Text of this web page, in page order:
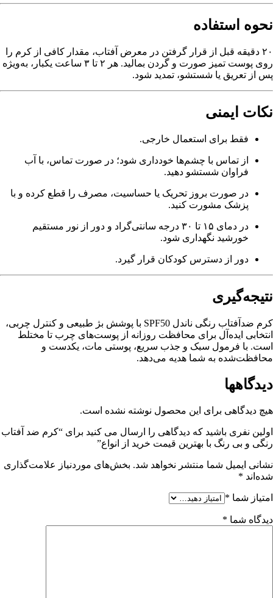
نحوه استفاده
۲۰ دقیقه قبل از قرار گرفتن در معرض آفتاب، مقدار کافی از کرم را
روی پوست تمیز صورت و گردن بمالید. هر ۲ تا ۳ ساعت یکبار، به‌ویژه
پس از تعریق یا شستشو، تمدید شود.
نکات ایمنی
فقط برای استعمال خارجی.
از تماس با چشم‌ها خودداری شود؛ در صورت تماس، با آب
فراوان شستشو دهید.
در صورت بروز تحریک یا حساسیت، مصرف را قطع کرده و با
پزشک مشورت کنید.
در دمای ۱۵ تا ۳۰ درجه سانتی‌گراد و دور از نور مستقیم
خورشید نگهداری شود.
دور از دسترس کودکان قرار گیرد.
نتیجه‌گیری
کرم ضدآفتاب رنگی ناندل SPF50 با پوشش بژ طبیعی و کنترل چربی،
انتخابی ایده‌آل برای محافظت روزانه از پوست‌های چرب تا مختلط
است. با فرمول سبک و جذب سریع، پوستی مات، یکدست و
محافظت‌شده به شما هدیه می‌دهد.
دیدگاهها
هیچ دیدگاهی برای این محصول نوشته نشده است.
اولین نفری باشید که دیدگاهی را ارسال می کنید برای “کرم ضد آفتاب
رنگی و بی رنگ با بهترین قیمت خرید از انواع”
نشانی ایمیل شما منتشر نخواهد شد. بخش‌های موردنیاز علامت‌گذاری
شده‌اند *
امتیاز شما *
دیدگاه شما *